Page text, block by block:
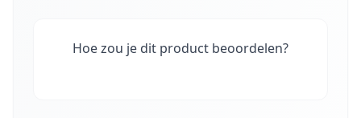
Hoe zou je dit product beoordelen?